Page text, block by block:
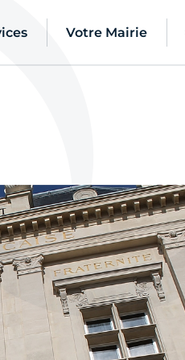
Votre Mairie